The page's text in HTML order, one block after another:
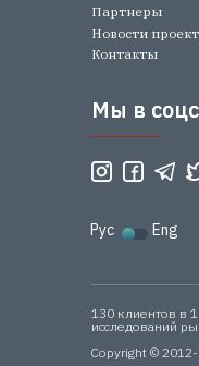
Партнеры
Новости
Контакты
Мы в
130 клиентов в
исследований
Copyright ©
Рус Eng
Мы в